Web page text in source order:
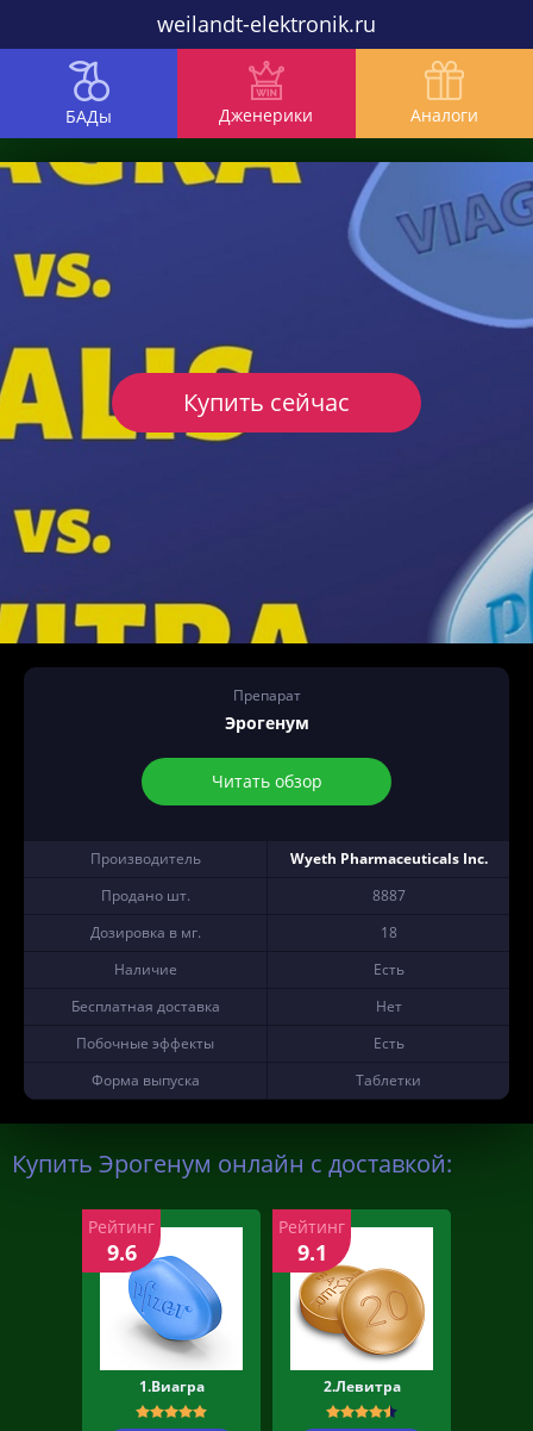
weilandt-elektronik.ru
БАДы Дженерики Аналоги
Препарат
Эрогенум
Читать обзор
Производитель
Wyeth Pharmaceuticals Inc.
Продано шт.
8887
Дозировка в мг.
18
Наличие
Есть
Бесплатная доставка
Нет
Побочные эффекты
Есть
Форма выпуска
Таблетки
Купить сейчас
Купить Эрогенум онлайн с доставкой:
1.Виагра
Рейтинг
9.6
2.Левитра
Рейтинг
9.1